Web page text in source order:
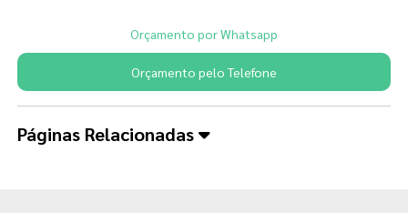
Orçamento por Whatsapp
Orçamento pelo Telefone
Páginas Relacionadas